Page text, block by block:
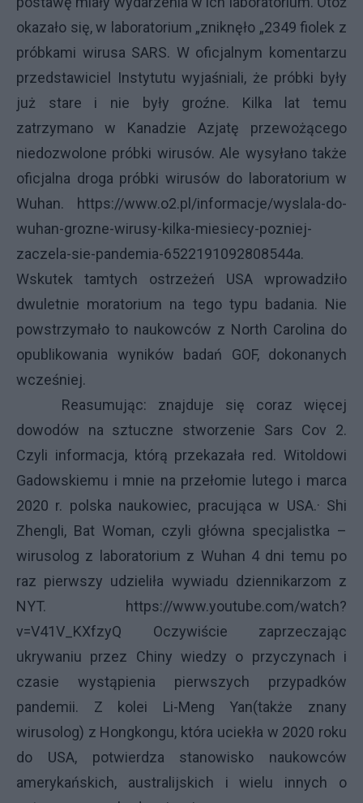
okazało się, w laboratorium „zniknęło „2349 fiolek z
próbkami wirusa SARS. W oficjalnym komentarzu
przedstawiciel Instytutu wyjaśniali, że próbki były
już stare i nie były groźne. Kilka lat temu
zatrzymano w Kanadzie Azjatę przewożącego
niedozwolone próbki wirusów. Ale wysyłano także
oficjalna droga próbki wirusów do laboratorium w
Wuhan. https://www.o2.pl/informacje/wyslala-do-
wuhan-grozne-wirusy-kilka-miesiecy-pozniej-
zaczela-sie-pandemia-6522191092808544a.
Wskutek tamtych ostrzeżeń USA wprowadziło
dwuletnie moratorium na tego typu badania. Nie
powstrzymało to naukowców z North Carolina do
opublikowania wyników badań GOF, dokonanych
wcześniej.
Reasumując: znajduje się coraz więcej
dowodów na sztuczne stworzenie Sars Cov 2.
Czyli informacja, którą przekazała red. Witoldowi
Gadowskiemu i mnie na przełomie lutego i marca
2020 r. polska naukowiec, pracująca w USA.· Shi
Zhengli, Bat Woman, czyli główna specjalistka –
wirusolog z laboratorium z Wuhan 4 dni temu po
raz pierwszy udzieliła wywiadu dziennikarzom z
NYT. https://www.youtube.com/watch?
v=V41V_KXfzyQ Oczywiście zaprzeczając
ukrywaniu przez Chiny wiedzy o przyczynach i
czasie wystąpienia pierwszych przypadków
pandemii. Z kolei Li-Meng Yan(także znany
wirusolog) z Hongkongu, która uciekła w 2020 roku
do USA, potwierdza stanowisko naukowców
amerykańskich, australijskich i wielu innych o